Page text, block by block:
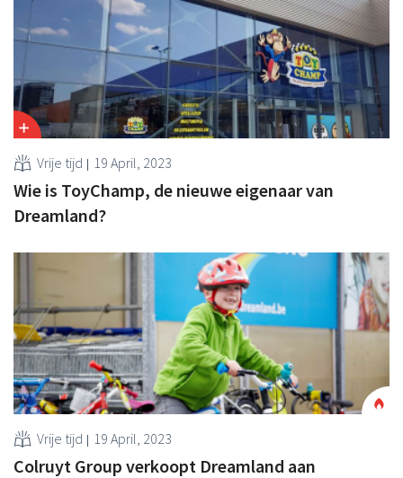
Vrije tijd 19 April, 2023
Wie is ToyChamp, de nieuwe eigenaar van
Dreamland?
Vrije tijd 19 April, 2023
Colruyt Group verkoopt Dreamland aan